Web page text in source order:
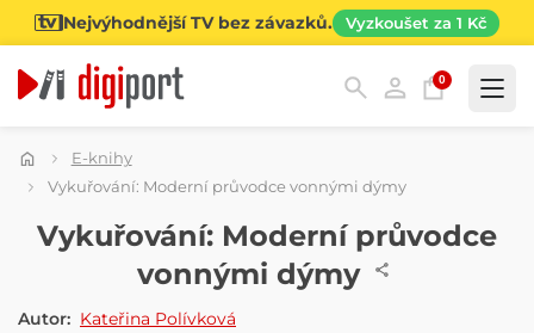
Nejvýhodnější TV bez závazků. Vyzkoušet za 1 Kč
0
Kategorie
E-knihy
Vykuřování: Moderní průvodce vonnými dýmy
E-KNIHA
Vykuřování: Moderní průvodce
vonnými dýmy
Autor: Kateřina Polívková